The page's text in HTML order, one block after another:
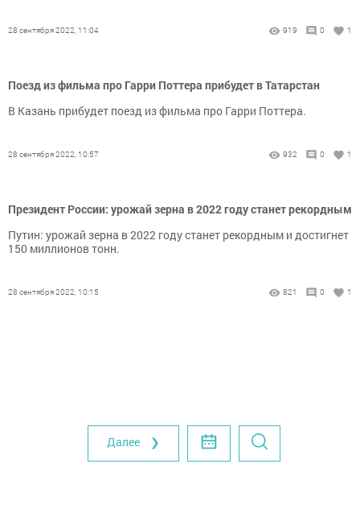
28 сентября 2022, 11:04 919 0 1
Поезд из фильма про Гарри Поттера прибудет в Татарстан
В Казань прибудет поезд из фильма про Гарри Поттера.
28 сентября 2022, 10:57 932 0 1
Президент России: урожай зерна в 2022 году станет рекордным
Путин: урожай зерна в 2022 году станет рекордным и достигнет
150 миллионов тонн.
28 сентября 2022, 10:15 821 0 1
Далее ❯